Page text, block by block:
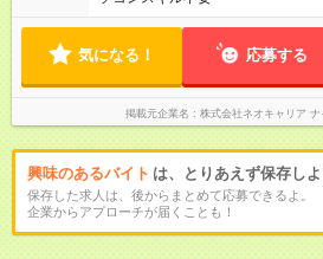
気になる！ 応募する
掲載元企業名 株式会社ネオキャリア
興味のあるバイト は、とりあえず保存し
保存した求人は、後からまとめて応募できるよ。
企業からアプローチが届くことも！